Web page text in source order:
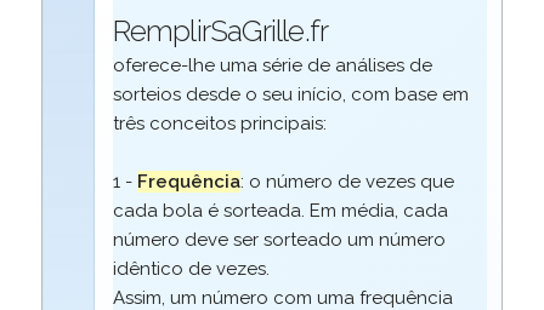
RemplirSaGrille.fr
oferece-lhe uma série de análises de
sorteios desde o seu início, com base em
três conceitos principais:
1 - Frequência: o número de vezes que
cada bola é sorteada. Em média, cada
número deve ser sorteado um número
idêntico de vezes.
Assim, um número com uma frequência